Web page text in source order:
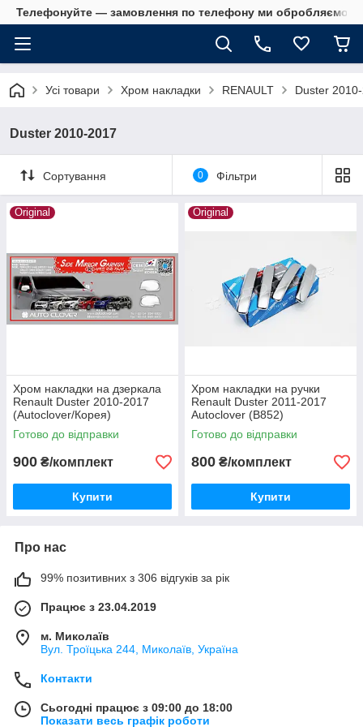
Телефонуйте — замовлення по телефону ми обробляємо в
Усі товари Хром накладки RENAULT Duster
Duster 2010-2017
Сортування 0 Фільтри
Original
Хром накладки на дзеркала
Renault Duster 2010-2017
(Autoclover/Корея)
Готово до відправки
900 ₴/комплект
Купити
Original
Хром накладки на ручки
Renault Duster 2011-2017
Autoclover (B852)
Готово до відправки
800 ₴/комплект
Купити
Про нас
99% позитивних з 306 відгуків за рік
Працює з 23.04.2019
м. Миколаїв
Вул. Троїцька 244, Миколаїв, Україна
Контакти
Сьогодні працює з 09:00 до 18:00
Показати весь графік роботи